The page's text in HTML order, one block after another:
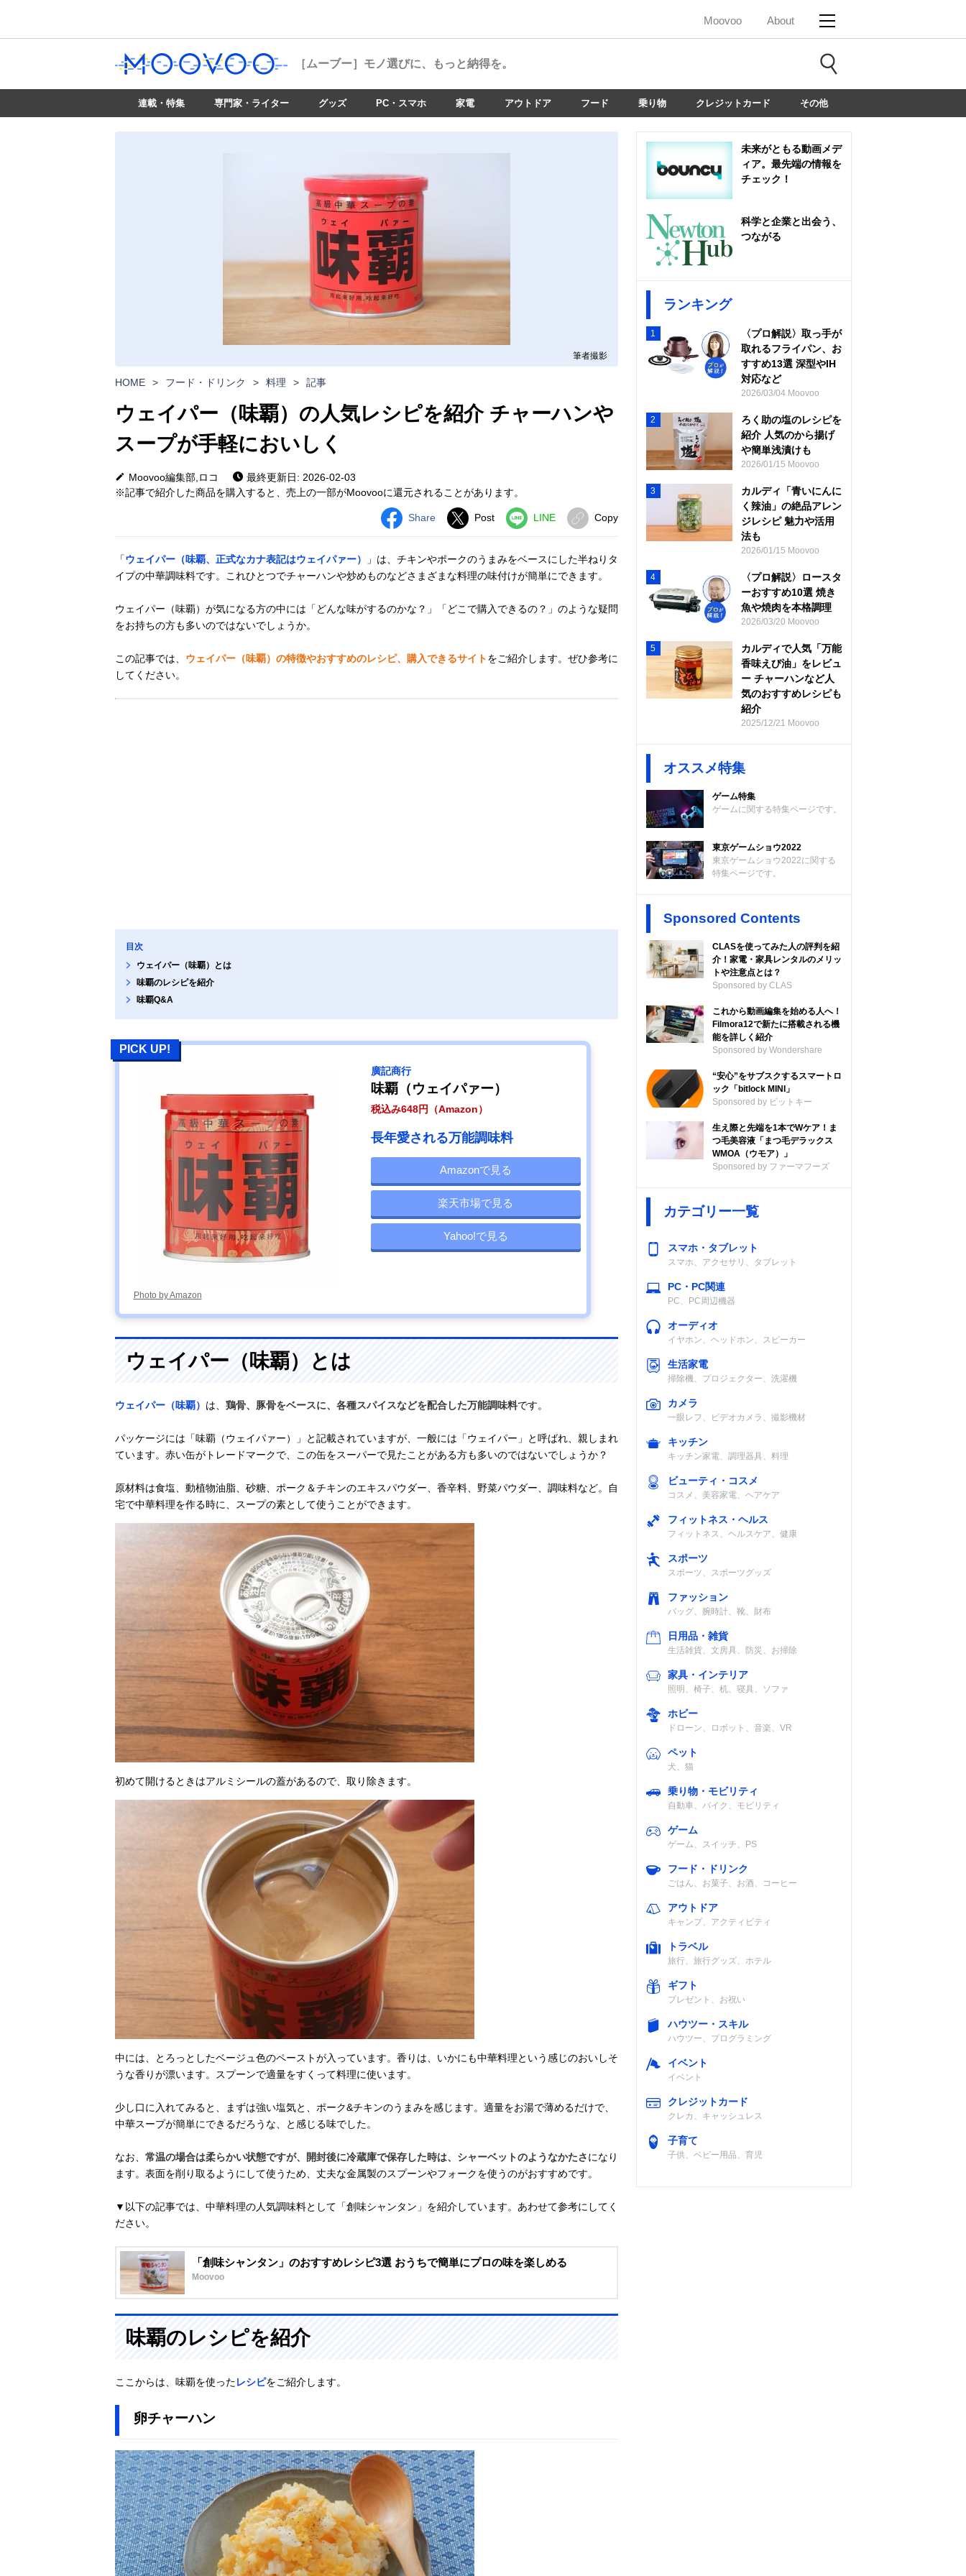
Moovoo About
［ムーブー］ モノ選びに、もっと納得を。
連載・特集 専門家・ライター グッズ PC・スマホ 家電 アウトドア フード 乗り物 クレジットカード その他
筆者撮影
HOME > フード・ドリンク > 料理 > 記事
ウェイパー（味覇）の人気レシピを紹介 チャーハンや
スープが手軽においしく
Moovoo編集部,ロコ
最終更新日: 2026-02-03
※記事で紹介した商品を購入すると、売上の一部がMoovooに還元されることがあります。
Share Post LINE Copy
「ウェイパー（味覇、正式なカナ表記はウェイパァー）
」は、チキンやポークのうまみをベースにした半ねりタ
イプの中華調味料です。これひとつでチャーハンや炒めものなどさまざまな料理の味付けが簡単にできます。
ウェイパー（味覇）が気になる方の中には「どんな味がするのかな？」「どこで購入できるの？」のような疑問
をお持ちの方も多いのではないでしょうか。
この記事では、 ウェイパー（味覇）の特徴やおすすめのレシピ、購入できるサイトをご紹介します。ぜひ参考に
してください。
目次
ウェイパー（味覇）とは
味覇のレシピを紹介
味覇Q&A
PICK UP!
Photo by Amazon
‎廣記商行
味覇（ウェイパァー）
税込み648円（Amazon）
長年愛される万能調味料
Amazonで見る
楽天市場で見る
Yahoo!で見る
ウェイパー（味覇）とは
ウェイパー（味覇） は、 鶏骨、豚骨をベースに、各種スパイスなどを配合した万能調味料です。
パッケージには「味覇（ウェイパァー）」と記載されていますが、一般には「ウェイパー」と呼ばれ、親しまれ
ています。赤い缶がトレードマークで、この缶をスーパーで見たことがある方も多いのではないでしょうか？
原材料は食塩、動植物油脂、砂糖、ポーク＆チキンのエキスパウダー、香辛料、野菜パウダー、調味料など。自
宅で中華料理を作る時に、スープの素として使うことができます。
初めて開けるときはアルミシールの蓋があるので、取り除きます。
中には、とろっとしたベージュ色のペーストが入っています。香りは、いかにも中華料理という感じのおいしそ
うな香りが漂います。スプーンで適量をすくって料理に使います。
少し口に入れてみると、まずは強い塩気と、ポーク&チキンのうまみを感じます。適量をお湯で薄めるだけで、
中華スープが簡単にできるだろうな、と感じる味でした。
なお、 常温の場合は柔らかい状態ですが、開封後に冷蔵庫で保存した時は、シャーベットのようなかたさになり
ます。表面を削り取るようにして使うため、丈夫な金属製のスプーンやフォークを使うのがおすすめです。
▼以下の記事では、中華料理の人気調味料として「創味シャンタン」を紹介しています。あわせて参考にしてく
ださい。
「創味シャンタン」のおすすめレシピ3選 おうちで簡単にプロの味を楽しめる
Moovoo
味覇のレシピを紹介
ここからは、味覇を使ったレシピをご紹介します。
卵チャーハン
未来がともる動画メデ
ィア。最先端の情報を
チェック！
科学と企業と出会う、
つながる
ランキング
1
〈プロ解説〉取っ手が
取れるフライパン、お
すすめ13選 深型やIH
対応など
2026/03/04 Moovoo
2
ろく助の塩のレシピを
紹介 人気のから揚げ
や簡単浅漬けも
2026/01/15 Moovoo
3
カルディ「青いにんに
く辣油」の絶品アレン
ジレシピ 魅力や活用
法も
2026/01/15 Moovoo
4
〈プロ解説〉ロースタ
ーおすすめ10選 焼き
魚や焼肉を本格調理
2026/03/20 Moovoo
5
カルディで人気「万能
香味えび油」をレビュ
ー チャーハンなど人
気のおすすめレシピも
紹介
2025/12/21 Moovoo
オススメ特集
ゲーム特集
ゲームに関する特集ページです。
東京ゲームショウ2022
東京ゲームショウ2022に関する
特集ページです。
Sponsored Contents
CLASを使ってみた人の評判を紹
介！家電・家具レンタルのメリッ
トや注意点とは？
Sponsored by CLAS
これから動画編集を始める人へ！
Filmora12で新たに搭載される機
能を詳しく紹介
Sponsored by Wondershare
“安心”をサブスクするスマートロ
ック「bitlock MINI」
Sponsored by ビットキー
生え際と先端を1本でWケア！ま
つ毛美容液「まつ毛デラックス
WMOA（ウモア）」
Sponsored by ファーマフーズ
カテゴリー一覧
スマホ・タブレット
スマホ、アクセサリ、タブレット
PC・PC関連
PC、PC周辺機器
オーディオ
イヤホン、ヘッドホン、スピーカー
生活家電
掃除機、プロジェクター、洗濯機
カメラ
一眼レフ、ビデオカメラ、撮影機材
キッチン
キッチン家電、調理器具、料理
ビューティ・コスメ
コスメ、美容家電、ヘアケア
フィットネス・ヘルス
フィットネス、ヘルスケア、健康
スポーツ
スポーツ、スポーツグッズ
ファッション
バッグ、腕時計、靴、財布
日用品・雑貨
生活雑貨、文房具、防災、お掃除
家具・インテリア
照明、椅子、机、寝具、ソファ
ホビー
ドローン、ロボット、音楽、VR
ペット
犬、猫
乗り物・モビリティ
自動車、バイク、モビリティ
ゲーム
ゲーム、スイッチ、PS
フード・ドリンク
ごはん、お菓子、お酒、コーヒー
アウトドア
キャンプ、アクティビティ
トラベル
旅行、旅行グッズ、ホテル
ギフト
プレゼント、お祝い
ハウツー・スキル
ハウツー、プログラミング
イベント
イベント
クレジットカード
クレカ、キャッシュレス
子育て
子供、ベビー用品、育児